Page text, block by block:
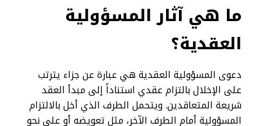
ما هي آثار المسؤولية
العقدية؟
دعوى المسؤولية العقدية هي عبارة عن جزاء يترتب
على الإخلال بالتزام عقدي استناداً إلى مبدأ العقد
شريعة المتعاقدين. ويتحمل الطرف الذي أخل بالالتزام
المسؤولية أمام الطرف الآخر، مثل تعويضه أو على نحو